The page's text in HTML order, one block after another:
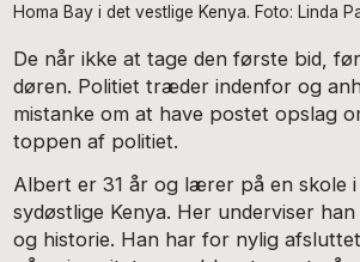
Homa Bay i det vestlige Kenya. Foto: Linda
De når ikke at tage den første bid,
døren. Politiet træder indenfor og
mistanke om at have postet opslag
toppen af politiet.
Albert er 31 år og lærer på en skole
sydøstlige Kenya. Her underviser
og historie. Han har for nylig